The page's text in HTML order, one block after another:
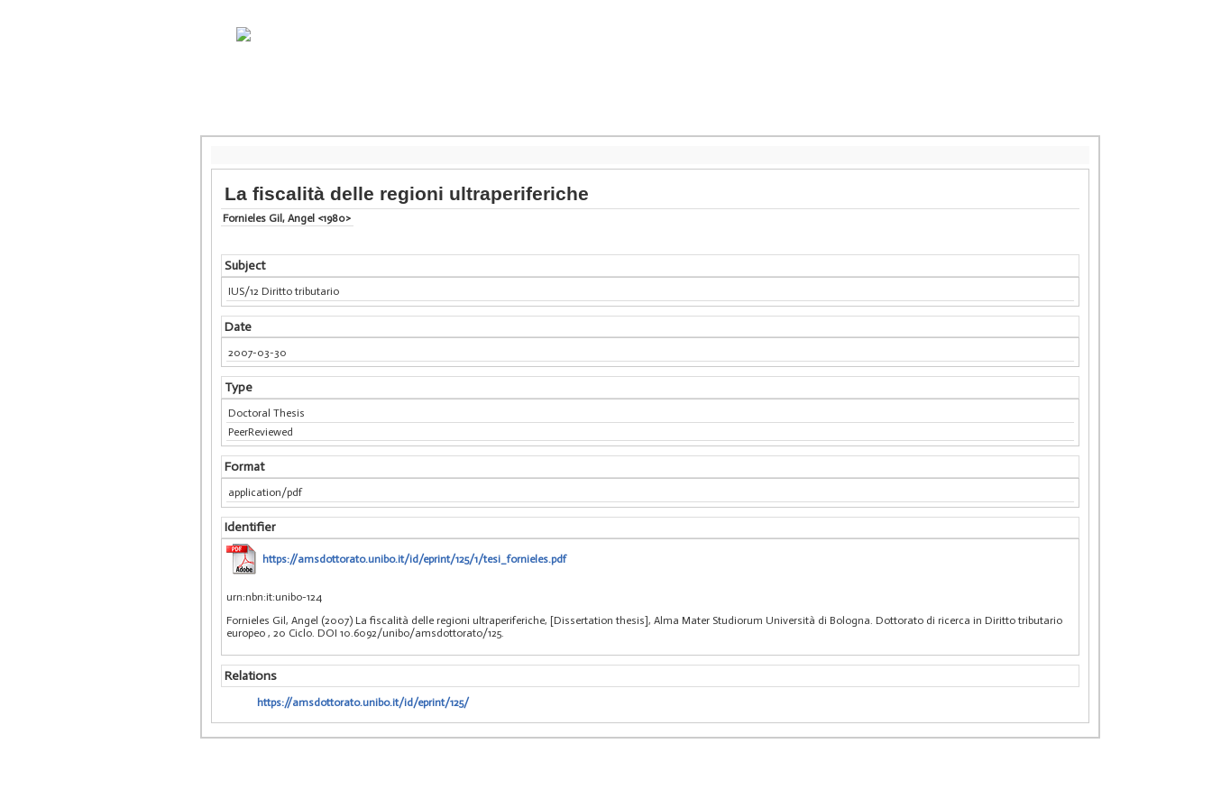
La fiscalità delle regioni ultraperiferiche
Fornieles Gil, Angel <1980>
Subject
IUS/12 Diritto tributario
Date
2007-03-30
Type
Doctoral Thesis
PeerReviewed
Format
application/pdf
Identifier
https://amsdottorato.unibo.it/id/eprint/125/1/tesi_fornieles.pdf
urn:nbn:it:unibo-124
Fornieles Gil, Angel (2007) La fiscalità delle regioni ultraperiferiche, [Dissertation thesis], Alma Mater Studiorum Università di Bologna. Dottorato di ricerca in Diritto tributario
europeo , 20 Ciclo. DOI 10.6092/unibo/amsdottorato/125.
Relations
https://amsdottorato.unibo.it/id/eprint/125/